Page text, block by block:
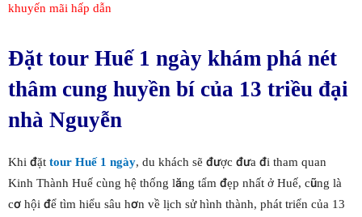
khuyến mãi hấp dẫn
Đặt tour Huế 1 ngày khám phá nét
thâm cung huyền bí của 13 triều đại
nhà Nguyễn
Khi đặt tour Huế 1 ngày, du khách sẽ được đưa đi tham quan
Kinh Thành Huế cùng hệ thống lăng tẩm đẹp nhất ở Huế, cũng là
cơ hội để tìm hiểu sâu hơn về lịch sử hình thành, phát triển của 13